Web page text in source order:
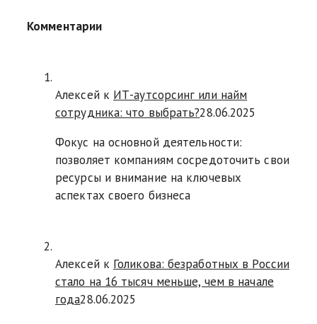
Комментарии
Алексей к ИТ-аутсорсинг или найм
сотрудника: что выбрать?28.06.2025
Фокус на основной деятельности:
позволяет компаниям сосредоточить свои
ресурсы и внимание на ключевых
аспектах своего бизнеса
Алексей к Голикова: безработных в России
стало на 16 тысяч меньше, чем в начале
года28.06.2025